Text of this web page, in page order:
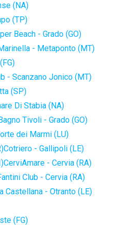
(NA)
(TP)
Beach - Grado (GO)
- Metaponto (MT)
- Scanzano Jonico (MT)
(SP)
Di Stabia (NA)
Tivoli - Grado (GO)
dei Marmi (LU)
Cotriero - Gallipoli (LE)
CerviAmare - Cervia (RA)
Club - Cervia (RA)
Castellana - Otranto (LE)
(FG)